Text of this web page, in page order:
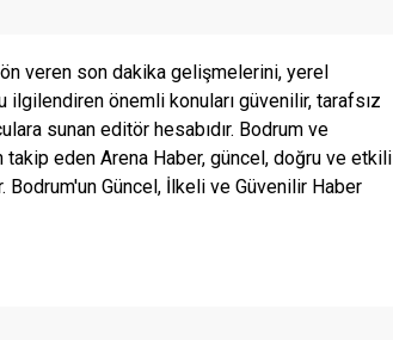
veren son dakika gelişmelerini, yerel
ilgilendiren önemli konuları güvenilir, tarafsız
sunan editör hesabıdır. Bodrum ve
eden Arena Haber, güncel, doğru ve etkili
Güncel, İlkeli ve Güvenilir Haber